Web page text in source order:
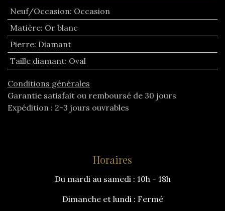
Neuf/Occasion: Occasion
Matière: Or blanc
Pierre: Diamant
Taille diamant: Oval
Conditions générales
Garantie satisfait ou remboursé de 30 jours
Expédition : 2-3 jours ouvrables
Horaires
Du mardi au samedi : 10h - 18h
Dimanche et lundi : Fermé